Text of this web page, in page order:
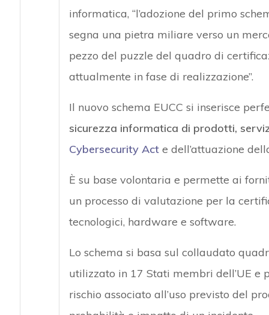
informatica, “l’adozione del primo
segna una pietra miliare verso un
pezzo del puzzle del quadro di
attualmente in fase di realizzazione”.
Il nuovo schema EUCC si inserisce
sicurezza informatica di prodotti,
Cybersecurity Acte dell’attuazione
È su base volontaria e permette ai
un processo di valutazione per la
tecnologici, hardware e software.
Lo schema si basa sul collaudato
utilizzato in 17 Stati membri dell’UE
rischio associato all’uso previsto del